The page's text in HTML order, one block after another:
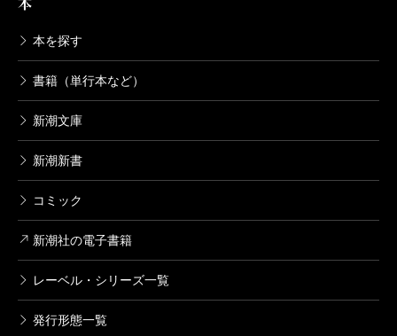
本を探す
書籍（単行本など）
新潮文庫
新潮新書
コミック
新潮社の電子書籍
レーベル・シリーズ一覧
発行形態一覧